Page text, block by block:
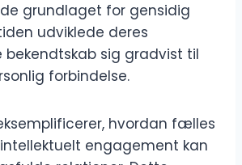
grundlaget for gensidig
udviklede deres
bekendtskab sig gradvist til
forbindelse.
hvordan fælles
engagement kan